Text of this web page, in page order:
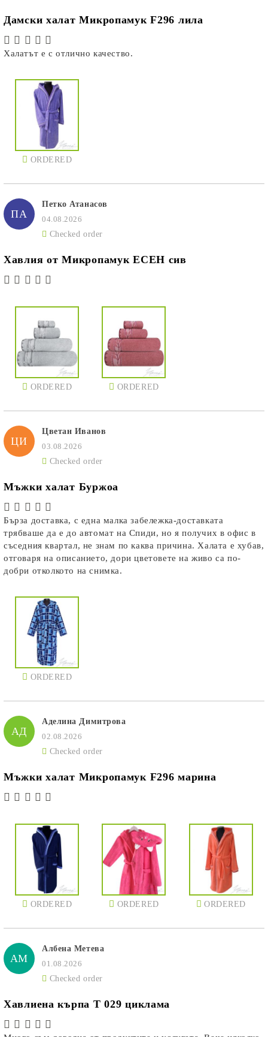
ORDERED
ORDERED
Дамски халат Микропамук F296 лила
Халатът е с отлично качество.
ORDERED
ПА
Петко Атанасов
04.08.2026
Checked order
Хавлия от Микропамук ЕСЕН сив
ORDERED ORDERED
ЦИ
Цветан Иванов
03.08.2026
Checked order
Мъжки халат Буржоа
Бърза доставка, с една малка забележка-доставката
трябваше да е до автомат на Спиди, но я получих в офис в
съседния квартал, не знам по каква причина. Халата е хубав,
отговаря на описанието, дори цветовете на живо са по-
добри отколкото на снимка.
ORDERED
АД
Аделина Димитрова
02.08.2026
Checked order
Мъжки халат Микропамук F296 марина
ORDERED ORDERED ORDERED
АМ
Албена Метева
01.08.2026
Checked order
Хавлиена кърпа T 029 циклама